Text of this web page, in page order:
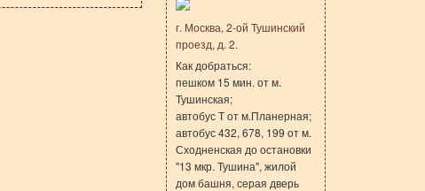
г. Москва, 2-ой Тушинский
проезд, д. 2.
Как добраться:
пешком 15 мин. от м.
Тушинская;
автобус Т от м.Планерная;
автобус 432, 678, 199 от м.
Сходненская до остановки
"13 мкр. Тушина", жилой
дом башня, серая дверь